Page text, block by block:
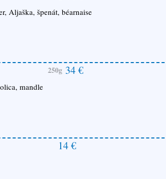
Aljaška, špenát, béarnaise
250g 34 €
mandle
14 €